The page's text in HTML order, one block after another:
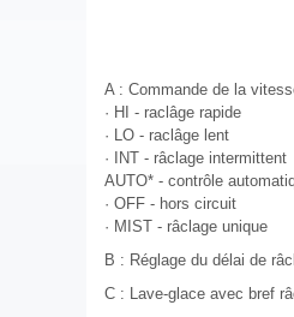
A : Commande de la
· HI - raclâge rapide
· LO - raclâge lent
· INT - râclage intermittent
AUTO* - contrôle
· OFF - hors circuit
· MIST - râclage unique
B : Réglage du délai de
C : Lave-glace avec bref